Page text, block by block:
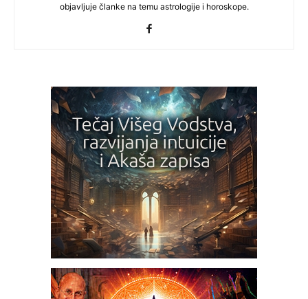
objavljuje članke na temu astrologije i horoskope.